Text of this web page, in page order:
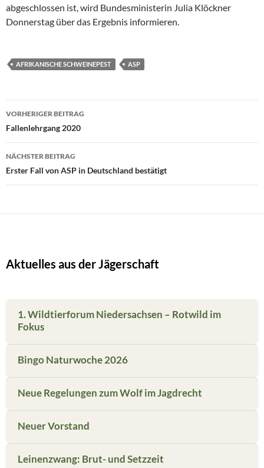
abgeschlossen ist, wird Bundesministerin Julia Klöckner
Donnerstag über das Ergebnis informieren.
AFRIKANISCHE SCHWEINEPEST ASP
Beitragsnavigation
VORHERIGER BEITRAG
Fallenlehrgang 2020
NÄCHSTER BEITRAG
Erster Fall von ASP in Deutschland bestätigt
Aktuelles aus der Jägerschaft
1. Wildtierforum Niedersachsen – Rotwild im
Fokus
Bingo Naturwoche 2026
Neue Regelungen zum Wolf im Jagdrecht
Neuer Vorstand
Leinenzwang: Brut- und Setzzeit